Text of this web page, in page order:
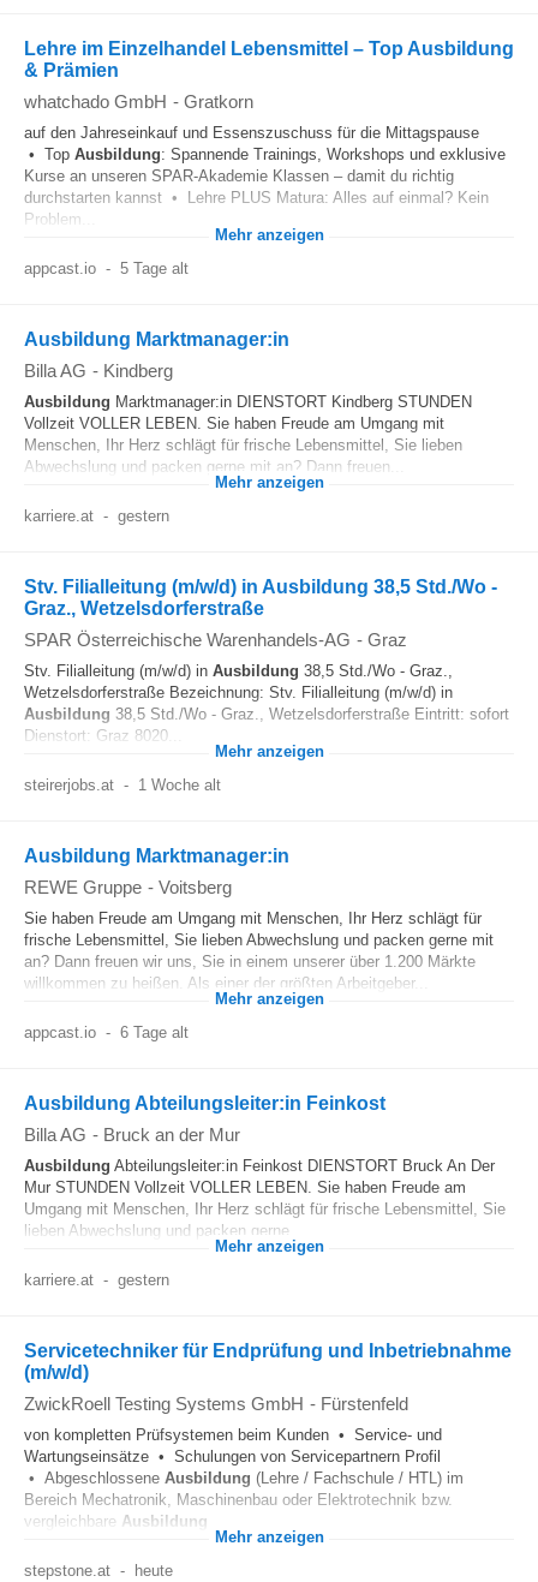
Lehre im Einzelhandel Lebensmittel – Top Ausbildung
& Prämien
whatchado GmbH - Gratkorn
auf den Jahreseinkauf und Essenszuschuss für die Mittagspause
• Top Ausbildung: Spannende Trainings, Workshops und exklusive
Kurse an unseren SPAR-Akademie Klassen – damit du richtig
durchstarten kannst • Lehre PLUS Matura: Alles auf einmal? Kein
Problem...
Mehr anzeigen
appcast.io - 5 Tage alt
Ausbildung Marktmanager:in
Billa AG - Kindberg
Ausbildung Marktmanager:in DIENSTORT Kindberg STUNDEN
Vollzeit VOLLER LEBEN. Sie haben Freude am Umgang mit
Menschen, Ihr Herz schlägt für frische Lebensmittel, Sie lieben
Abwechslung und packen gerne mit an? Dann freuen...
Mehr anzeigen
karriere.at - gestern
Stv. Filialleitung (m/w/d) in Ausbildung 38,5 Std./Wo -
Graz., Wetzelsdorferstraße
SPAR Österreichische Warenhandels-AG - Graz
Stv. Filialleitung (m/w/d) in Ausbildung 38,5 Std./Wo - Graz.,
Wetzelsdorferstraße Bezeichnung: Stv. Filialleitung (m/w/d) in
Ausbildung 38,5 Std./Wo - Graz., Wetzelsdorferstraße Eintritt: sofort
Dienstort: Graz 8020...
Mehr anzeigen
steirerjobs.at - 1 Woche alt
Ausbildung Marktmanager:in
REWE Gruppe - Voitsberg
Sie haben Freude am Umgang mit Menschen, Ihr Herz schlägt für
frische Lebensmittel, Sie lieben Abwechslung und packen gerne mit
an? Dann freuen wir uns, Sie in einem unserer über 1.200 Märkte
willkommen zu heißen. Als einer der größten Arbeitgeber...
Mehr anzeigen
appcast.io - 6 Tage alt
Ausbildung Abteilungsleiter:in Feinkost
Billa AG - Bruck an der Mur
Ausbildung Abteilungsleiter:in Feinkost DIENSTORT Bruck An Der
Mur STUNDEN Vollzeit VOLLER LEBEN. Sie haben Freude am
Umgang mit Menschen, Ihr Herz schlägt für frische Lebensmittel, Sie
lieben Abwechslung und packen gerne...
Mehr anzeigen
karriere.at - gestern
Servicetechniker für Endprüfung und Inbetriebnahme
(m/w/d)
ZwickRoell Testing Systems GmbH - Fürstenfeld
von kompletten Prüfsystemen beim Kunden • Service- und
Wartungseinsätze • Schulungen von Servicepartnern Profil
• Abgeschlossene Ausbildung (Lehre / Fachschule / HTL) im
Bereich Mechatronik, Maschinenbau oder Elektrotechnik bzw.
vergleichbare Ausbildung
Mehr anzeigen
stepstone.at - heute